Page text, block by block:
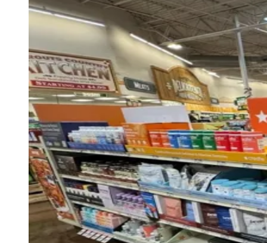
Juventude
Acompanhar jogos
Newsletter Bom Dia Barueri
Entretenimento Completo
Esportes ao Vivo
Trânsito em Tempo Real
Clima e Previsão do Tempo
Vagas de Emprego
Portal Pet
Explore Barueri
Guia de Empresas
Publicidade Anuncie Aqui
Seguir 4min de leitura
Varejo brasileiro amplia busca por
marcas CPG emergentes
Redação Jornal de Barueri
02 de julho de 2026 às 13:54